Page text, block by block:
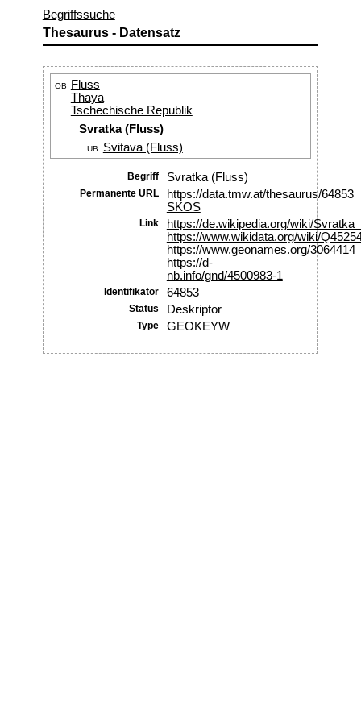
Begriffssuche
Thesaurus - Datensatz
OB
Fluss
Thaya
Tschechische Republik
Svratka (Fluss)
UB Svitava (Fluss)
Begriff Svratka (Fluss)
Permanente URL
https://data.tmw.at/thesaurus/64853
SKOS
Link
https://de.wikipedia.org/wiki/
https://www.wikidata.org/wiki/
https://www.geonames.org/3064414
https://d-
nb.info/gnd/4500983-1
Identifikator 64853
Status Deskriptor
Type GEOKEYW